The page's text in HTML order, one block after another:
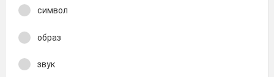
символ
образ
звук